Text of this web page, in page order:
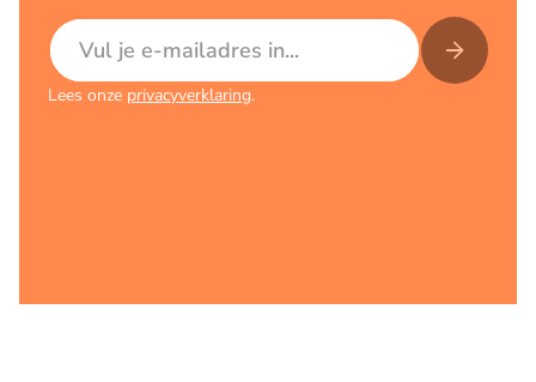
E-mailadres
Lees onze privacyverklaring.